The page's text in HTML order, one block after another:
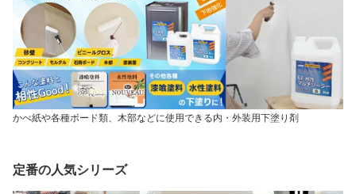
かべ紙や各種ボード類、木部などに使用できる内・外装用下塗り剤
定番の人気シリーズ